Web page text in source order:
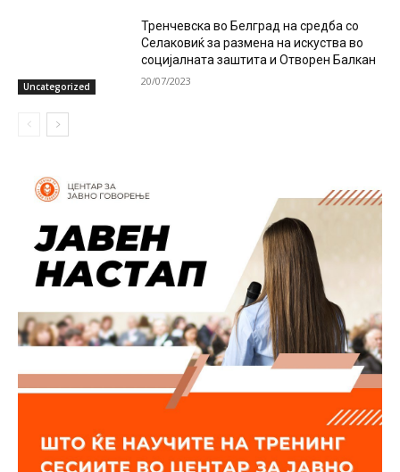
Uncategorized
Тренчевска во Белград на средба со
Селаковиќ за размена на искуства во
социјалната заштита и Отворен Балкан
20/07/2023